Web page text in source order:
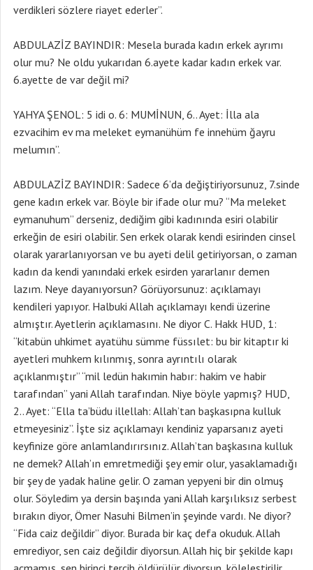
verdikleri sözlere riayet ederler”.
ABDULAZİZ BAYINDIR: Mesela burada kadın erkek ayrımı
olur mu? Ne oldu yukarıdan 6.ayete kadar kadın erkek var.
6.ayette de var değil mi?
YAHYA ŞENOL: 5 idi o. 6: MUMİNUN, 6.. Ayet: İlla ala
ezvacihim ev ma meleket eymanühüm fe innehüm ğayru
melumın”.
ABDULAZİZ BAYINDIR: Sadece 6’da değiştiriyorsunuz, 7.sinde
gene kadın erkek var. Böyle bir ifade olur mu? “Ma meleket
eymanuhum” derseniz, dediğim gibi kadınında esiri olabilir
erkeğin de esiri olabilir. Sen erkek olarak kendi esirinden cinsel
olarak yararlanıyorsan ve bu ayeti delil getiriyorsan, o zaman
kadın da kendi yanındaki erkek esirden yararlanır demen
lazım. Neye dayanıyorsun? Görüyorsunuz: açıklamayı
kendileri yapıyor. Halbuki Allah açıklamayı kendi üzerine
almıştır. Ayetlerin açıklamasını. Ne diyor C. Hakk HUD, 1:
“kitabün uhkimet ayatühu sümme füssılet: bu bir kitaptır ki
ayetleri muhkem kılınmış, sonra ayrıntılı olarak
açıklanmıştır” “mil ledün hakımin habır: hakim ve habir
tarafından” yani Allah tarafından. Niye böyle yapmış? HUD,
2.. Ayet: “Ella ta’büdu illellah: Allah’tan başkasıpna kulluk
etmeyesiniz”. İşte siz açıklamayı kendiniz yaparsanız ayeti
keyfinize göre anlamlandırırsınız. Allah’tan başkasına kulluk
ne demek? Allah’ın emretmediği şey emir olur, yasaklamadığı
bir şey de yadak haline gelir. O zaman yepyeni bir din olmuş
olur. Söyledim ya dersin başında yani Allah karşılıksız serbest
bırakın diyor, Ömer Nasuhi Bilmen’in şeyinde vardı. Ne diyor?
“Fida caiz değildir” diyor. Burada bir kaç defa okuduk. Allah
emrediyor, sen caiz değildir diyorsun. Allah hiç bir şekilde kapı